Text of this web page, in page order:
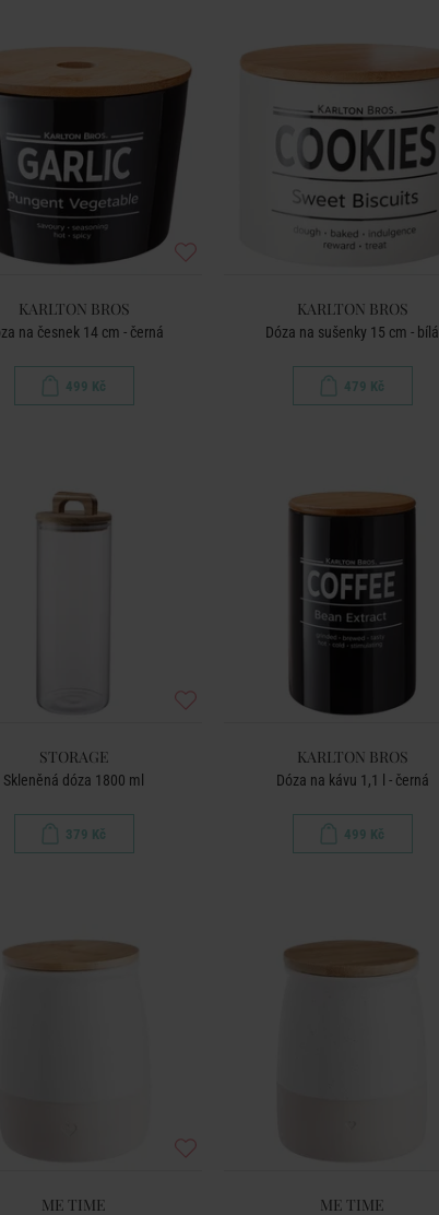
KARLTON BROS
na česnek 14 cm - černá
499 Kč
KARLTON BROS
Dóza na sušenky 15 cm - bílá
479 Kč
STORAGE
Skleněná dóza 1800 ml
379 Kč
KARLTON BROS
Dóza na kávu 1,1 l - černá
499 Kč
ME TIME ME TIME